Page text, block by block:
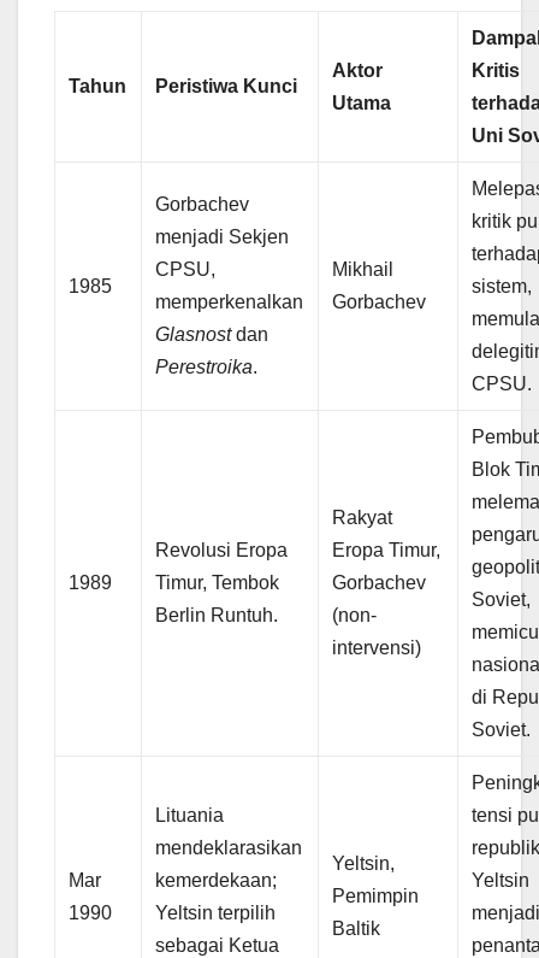
Tahun Peristiwa Kunci
Aktor
Utama
Kritis
Uni
1985
Gorbachev
menjadi Sekjen
CPSU,
memperkenalkan
Glasnostdan
Perestroika.
Mikhail
Gorbachev
kritik
sistem,
CPSU.
1989
Revolusi Eropa
Timur, Tembok
Berlin Runtuh.
Rakyat
Eropa Timur,
Gorbachev
(non-
intervensi)
Blok
Soviet,
memicu
di
Soviet.
Mar
1990
Lituania
mendeklarasikan
kemerdekaan;
Yeltsin terpilih
sebagai Ketua
Yeltsin,
Pemimpin
Baltik
tensi
Yeltsin